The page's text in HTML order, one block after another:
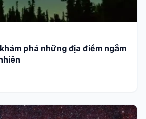
phá những địa điểm ngắm